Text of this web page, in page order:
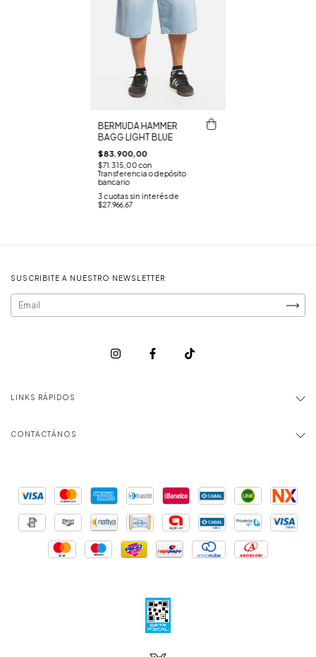
BERMUDA HAMMER
BAGG LIGHT BLUE
$83.900,00
$71.315,00con
Transferencia o depósito
bancario
3 cuotas sin interés de
$27.966,67
SUSCRIBITE A NUESTRO NEWSLETTER
LINKS RÁPIDOS
CONTACTÁNOS